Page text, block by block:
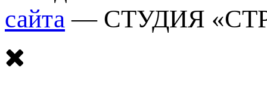
сайта — СТУДИЯ